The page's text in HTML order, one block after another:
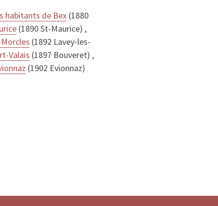
habitants de Bex (1880
(1890 St-Maurice) ,
(1892 Lavey-les-
Valais (1897 Bouveret) ,
(1902 Evionnaz)